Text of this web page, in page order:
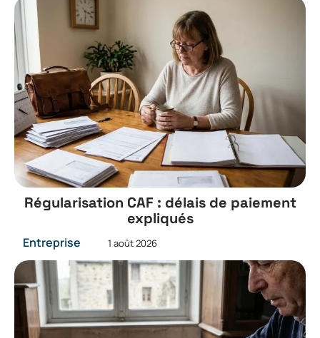
Régularisation CAF : délais de paiement
expliqués
Entreprise 1 août 2026